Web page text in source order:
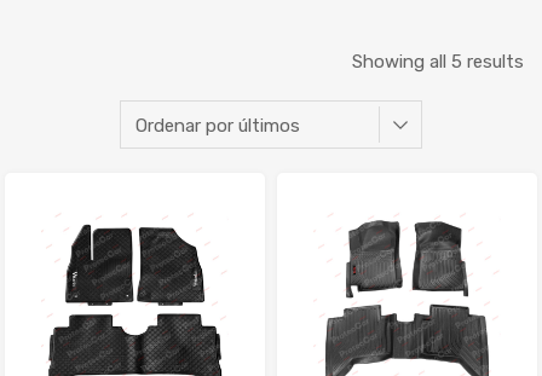
Showing all 5 results